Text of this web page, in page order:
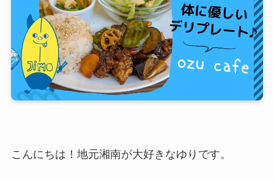
こんにちは！地元湘南が大好きなゆりです。